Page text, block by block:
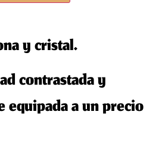
y cristal.
contrastada y
equipada a un precio